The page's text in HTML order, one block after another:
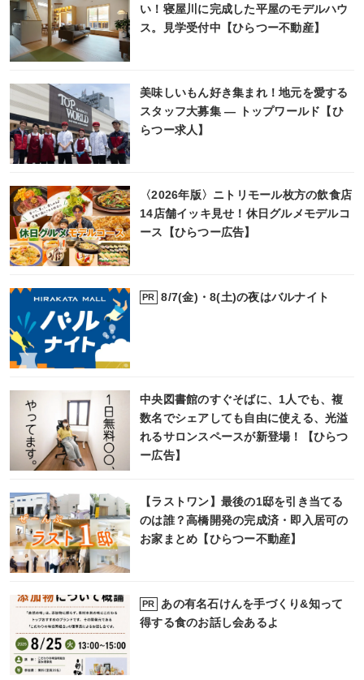
い！寝屋川に完成した平屋のモデルハウ
ス。見学受付中【ひらつー不動産】
美味しいもん好き集まれ！地元を愛する
スタッフ大募集 ― トップワールド【ひ
らつー求人】
〈2026年版〉ニトリモール枚方の飲食店
14店舗イッキ見せ！休日グルメモデルコ
ース【ひらつー広告】
PR 8/7(金)・8(土)の夜はバルナイト
中央図書館のすぐそばに、1人でも、複
数名でシェアしても自由に使える、光溢
れるサロンスペースが新登場！【ひらつ
ー広告】
【ラストワン】最後の1邸を引き当てる
のは誰？高橋開発の完成済・即入居可の
お家まとめ【ひらつー不動産】
PR
あの有名石けんを手づくり&知って
得する食のお話し会あるよ